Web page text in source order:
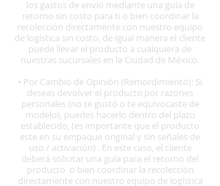
los gastos de envío mediante una guía de
retorno sin costo para ti o bien coordinar la
recolección directamente con nuestro equipo
de logística sin costo, de igual manera el cliente
puede llevar el producto a cualquiera de
nuestras sucursales en la Ciudad de México.
• Por Cambio de Opinión (Remordimiento): Si
deseas devolver el producto por razones
personales (no te gustó o te equivocaste de
modelo), puedes hacerlo dentro del plazo
establecido, (es importante que el producto
este en su empaque original y sin señales de
uso / activación) . En este caso, el cliente
deberá solicitar una guía para el retorno del
producto o bien coordinar la recolección
directamente con nuestro equipo de logística